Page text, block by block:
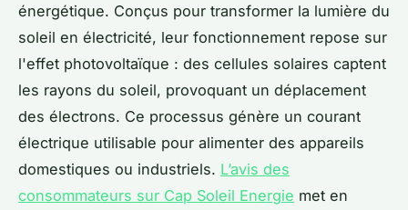
énergétique. Conçus pour transformer la lumière du
soleil en électricité, leur fonctionnement repose sur
l'effet photovoltaïque : des cellules solaires captent
les rayons du soleil, provoquant un déplacement
des électrons. Ce processus génère un courant
électrique utilisable pour alimenter des appareils
domestiques ou industriels. L’avis des
consommateurs sur Cap Soleil Energie met en